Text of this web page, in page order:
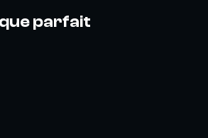
parfait